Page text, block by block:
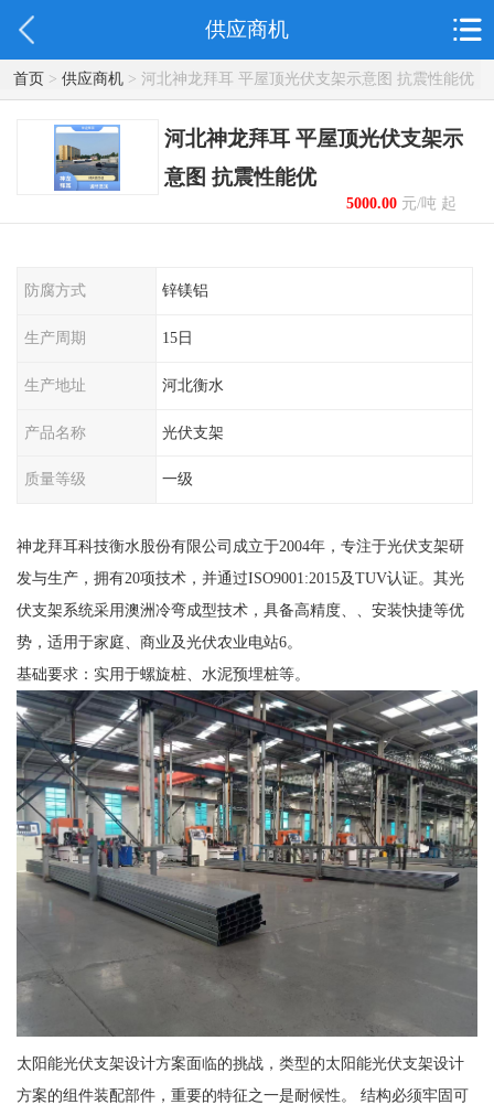
供应商机
首页> 供应商机> 河北神龙拜耳 平屋顶光伏支架示意图 抗震性能优
河北神龙拜耳 平屋顶光伏支架示
意图 抗震性能优
5000.00元/吨 起
防腐方式 锌镁铝
生产周期 15日
生产地址 河北衡水
产品名称 光伏支架
质量等级 一级
神龙拜耳科技衡水股份有限公司成立于2004年，专注于光伏支架研
发与生产，拥有20项技术，并通过ISO9001:2015及TUV认证。其光
伏支架系统采用澳洲冷弯成型技术，具备高精度、、安装快捷等优
势，适用于家庭、商业及光伏农业电站6。
基础要求：实用于螺旋桩、水泥预埋桩等。
太阳能光伏支架设计方案面临的挑战，类型的太阳能光伏支架设计
方案的组件装配部件，重要的特征之一是耐候性。 结构必须牢固可